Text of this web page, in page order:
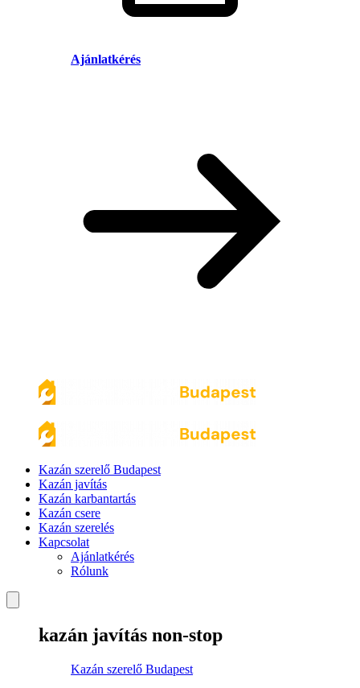
Ajánlatkérés
Kazán szerelő Budapest
Kazán javítás
Kazán karbantartás
Kazán csere
Kazán szerelés
Kapcsolat
Ajánlatkérés
Rólunk
kazán javítás non-stop
Kazán szerelő Budapest